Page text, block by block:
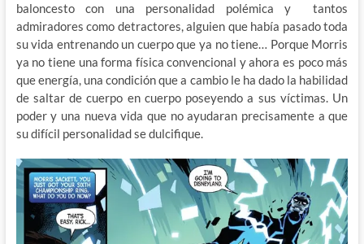
baloncesto con una personalidad polémica y tantos
admiradores como detractores, alguien que había pasado toda
su vida entrenando un cuerpo que ya no tiene… Porque Morris
ya no tiene una forma física convencional y ahora es poco más
que energía, una condición que a cambio le ha dado la habilidad
de saltar de cuerpo en cuerpo poseyendo a sus víctimas. Un
poder y una nueva vida que no ayudaran precisamente a que
su difícil personalidad se dulcifique.